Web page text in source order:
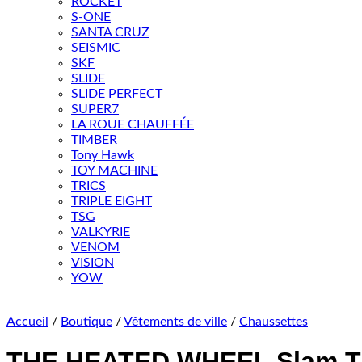
S-ONE
SANTA CRUZ
SEISMIC
SKF
SLIDE
SLIDE PERFECT
SUPER7
LA ROUE CHAUFFÉE
TIMBER
Tony Hawk
TOY MACHINE
TRICS
TRIPLE EIGHT
TSG
VALKYRIE
VENOM
VISION
YOW
Accueil / Boutique /Vêtements de ville / Chaussettes